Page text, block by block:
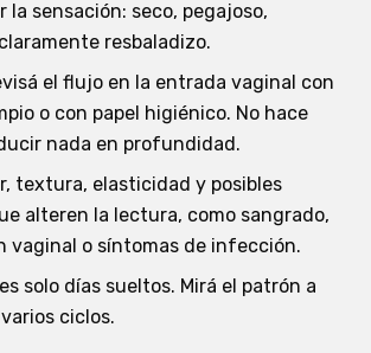
la sensación: seco, pegajoso,
resbaladizo.
el flujo en la entrada vaginal con
o con papel higiénico. No hace
nada en profundidad.
textura, elasticidad y posibles
alteren la lectura, como sangrado,
vaginal o síntomas de infección.
solo días sueltos. Mirá el patrón a
ciclos.